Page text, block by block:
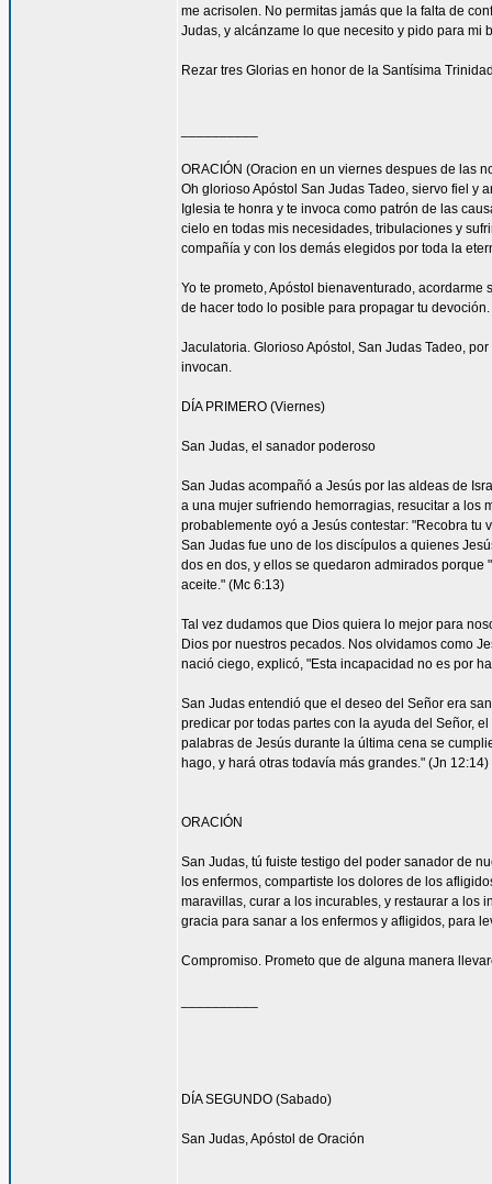
me acrisolen. No permitas jamás que la falta de
Judas, y alcánzame lo que necesito y pido para mi
Rezar tres Glorias en honor de la Santísima
ORACIÓN (Oracion en un viernes despues de las
Oh glorioso Apóstol San Judas Tadeo, siervo fiel y
Iglesia te honra y te invoca como patrón de las
cielo en todas mis necesidades, tribulaciones y
compañía y con los demás elegidos por toda la
Yo te prometo, Apóstol bienaventurado,
de hacer todo lo posible para propagar tu devoción.
Jaculatoria. Glorioso Apóstol, San Judas Tadeo,
invocan.
DÍA PRIMERO (Viernes)
San Judas, el sanador poderoso
San Judas acompañó a Jesús por las aldeas de
a una mujer sufriendo hemorragias, resucitar a los
probablemente oyó a Jesús contestar: "Recobra tu
San Judas fue uno de los discípulos a quienes
dos en dos, y ellos se quedaron admirados
aceite." (Mc 6:13)
Tal vez dudamos que Dios quiera lo mejor para
Dios por nuestros pecados. Nos olvidamos como
nació ciego, explicó, "Esta incapacidad no es por
San Judas entendió que el deseo del Señor era
predicar por todas partes con la ayuda del Señor,
palabras de Jesús durante la última cena se
hago, y hará otras todavía más grandes." (Jn 12:14)
ORACIÓN
San Judas, tú fuiste testigo del poder sanador de
los enfermos, compartiste los dolores de los
maravillas, curar a los incurables, y restaurar a los
gracia para sanar a los enfermos y afligidos, para
Compromiso. Prometo que de alguna manera
DÍA SEGUNDO (Sabado)
San Judas, Apóstol de Oración